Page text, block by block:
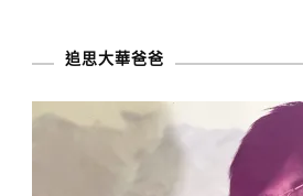
追思大華爸爸